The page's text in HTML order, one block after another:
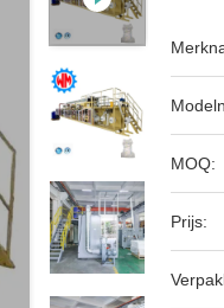
MOQ:
Prijs: